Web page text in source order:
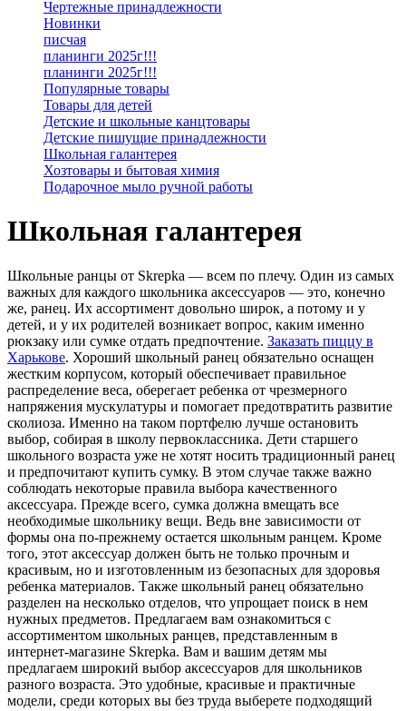
Чертежные принадлежности
Новинки
писчая
планинги 2025г!!!
планинги 2025г!!!
Популярные товары
Товары для детей
Детские и школьные канцтовары
Детские пишущие принадлежности
Школьная галантерея
Хозтовары и бытовая химия
Подарочное мыло ручной работы
Школьная галантерея
Школьные ранцы от Skrepka — всем по плечу. Один из самых
важных для каждого школьника аксессуаров — это, конечно
же, ранец. Их ассортимент довольно широк, а потому и у
детей, и у их родителей возникает вопрос, каким именно
рюкзаку или сумке отдать предпочтение. Заказать пиццу в
Харькове. Хороший школьный ранец обязательно оснащен
жестким корпусом, который обеспечивает правильное
распределение веса, оберегает ребенка от чрезмерного
напряжения мускулатуры и помогает предотвратить развитие
сколиоза. Именно на таком портфелю лучше остановить
выбор, собирая в школу первоклассника. Дети старшего
школьного возраста уже не хотят носить традиционный ранец
и предпочитают купить сумку. В этом случае также важно
соблюдать некоторые правила выбора качественного
аксессуара. Прежде всего, сумка должна вмещать все
необходимые школьнику вещи. Ведь вне зависимости от
формы она по-прежнему остается школьным ранцем. Кроме
того, этот аксессуар должен быть не только прочным и
красивым, но и изготовленным из безопасных для здоровья
ребенка материалов. Также школьный ранец обязательно
разделен на несколько отделов, что упрощает поиск в нем
нужных предметов. Предлагаем вам ознакомиться с
ассортиментом школьных ранцев, представленным в
интернет-магазине Skrepka. Вам и вашим детям мы
предлагаем широкий выбор аксессуаров для школьников
разного возраста. Это удобные, красивые и практичные
модели, среди которых вы без труда выберете подходящий